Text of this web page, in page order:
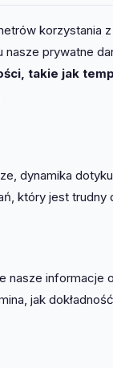
korzystania
prywatne
takie jak
dynamika
który jest
nasze informacje
jak